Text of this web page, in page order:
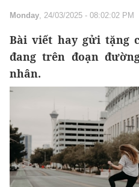
Monday, 24/03/2025 - 08:02:02 PM
Bài viết hay gửi tặng
đang trên đoạn
nhân.